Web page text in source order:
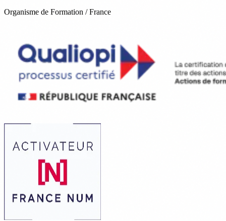
Organisme de Formation / France